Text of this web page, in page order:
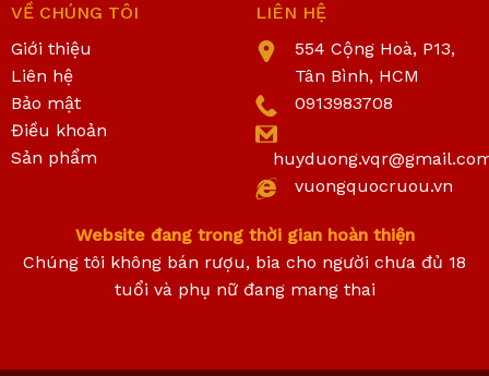
VỀ CHÚNG TÔI
Giới thiệu
Liên hệ
Bảo mật
Điều khoản
Sản phẩm
LIÊN HỆ
554 Cộng Hoà, P13,
Tân Bình, HCM
0913983708
vuongquocruou.vn
Website đang trong thời gian hoàn thiện
Chúng tôi không bán rượu, bia cho người chưa đủ 18
tuổi và phụ nữ đang mang thai